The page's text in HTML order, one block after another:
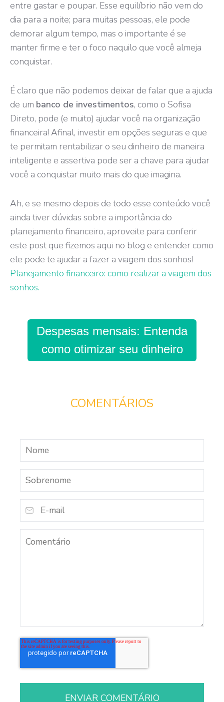
entre gastar e poupar. Esse equilíbrio não vem do
dia para a noite; para muitas pessoas, ele pode
demorar algum tempo, mas o importante é se
manter firme e ter o foco naquilo que você almeja
conquistar.
É claro que não podemos deixar de falar que a ajuda
de um banco de investimentos, como o Sofisa
Direto, pode (e muito) ajudar você na organização
financeira! Afinal, investir em opções seguras e que
te permitam rentabilizar o seu dinheiro de maneira
inteligente e assertiva pode ser a chave para ajudar
você a conquistar muito mais do que imagina.
Ah, e se mesmo depois de todo esse conteúdo você
ainda tiver dúvidas sobre a importância do
planejamento financeiro, aproveite para conferir
este post que fizemos aqui no blog e entender como
ele pode te ajudar a fazer a viagem dos sonhos!
Planejamento financeiro: como realizar a viagem dos
sonhos.
Despesas mensais: Entenda
como otimizar seu dinheiro
COMENTÁRIOS